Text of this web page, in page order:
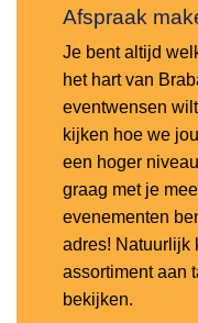
Afspraak
Je bent altijd
het hart van
eventwensen
kijken hoe we
een hoger
graag met je
evenementen
adres! Natuurlijk
assortiment aan
bekijken.